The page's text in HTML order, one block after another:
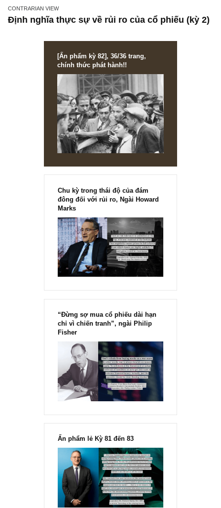
CONTRARIAN VIEW
Định nghĩa thực sự về rủi ro của cổ phiếu
[Ấn phẩm kỳ 82], 36/36 trang,
đông đối với rủi ro, Ngài Howard
Marks
“Đừng sợ mua cổ phiếu dài hạn
chỉ vì chiến tranh”, ngài Philip
Fisher